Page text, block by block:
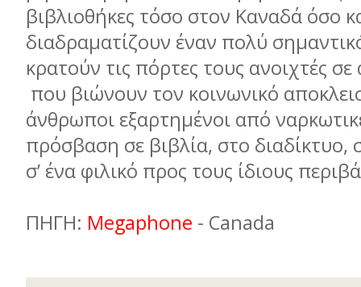
βιβλιοθήκες τόσο στον Καναδά όσο
διαδραµατίζουν έναν πολύ
κρατούν τις πόρτες τους ανοιχτές
που βιώνουν τον κοινωνικό
άνθρωποι εξαρτηµένοι από
πρόσβαση σε βιβλία, στο διαδίκτυο,
σ’ ένα φιλικό προς τους ίδιους
ΠΗΓΗ: Megaphone - Canada